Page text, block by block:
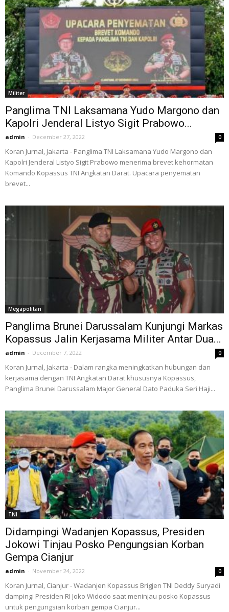
Militer
Panglima TNI Laksamana Yudo Margono dan
Kapolri Jenderal Listyo Sigit Prabowo...
admin - December 27, 2022 0
Koran Jurnal, Jakarta - Panglima TNI Laksamana Yudo Margono dan
Kapolri Jenderal Listyo Sigit Prabowo menerima brevet kehormatan
Komando Kopassus TNI Angkatan Darat. Upacara penyematan
brevet...
Megapolitan
Panglima Brunei Darussalam Kunjungi Markas
Kopassus Jalin Kerjasama Militer Antar Dua...
admin - December 7, 2022 0
Koran Jurnal, Jakarta - Dalam rangka meningkatkan hubungan dan
kerjasama dengan TNI Angkatan Darat khususnya Kopassus,
Panglima Brunei Darussalam Major General Dato Paduka Seri Haji...
TNI
Didampingi Wadanjen Kopassus, Presiden
Jokowi Tinjau Posko Pengungsian Korban
Gempa Cianjur
admin - November 24, 2022 0
Koran Jurnal, Cianjur - Wadanjen Kopassus Brigjen TNI Deddy Suryadi
dampingi Presiden RI Joko Widodo saat meninjau posko Kopassus
untuk pengungsian korban gempa Cianjur...